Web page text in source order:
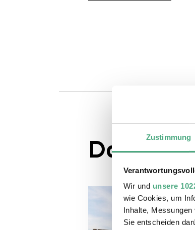
Zustimmung
Wir und unsere
wie Cookies, um
Inhalte,
Sie entscheiden
Das